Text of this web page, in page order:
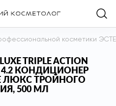
косметики
TRIPLE ACTION
4.2 КОНДИЦИОНЕР
ЛЮКС ТРОЙНОГО
500 МЛ